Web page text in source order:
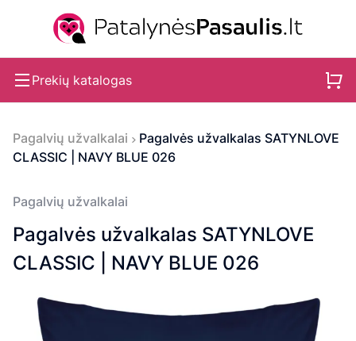
Prekių katalogas
Pagalvių užvalkalai
Pagalvės užvalkalas SATYNLOVE
CLASSIC | NAVY BLUE 026
Pagalvių užvalkalai
Pagalvės užvalkalas SATYNLOVE
CLASSIC | NAVY BLUE 026